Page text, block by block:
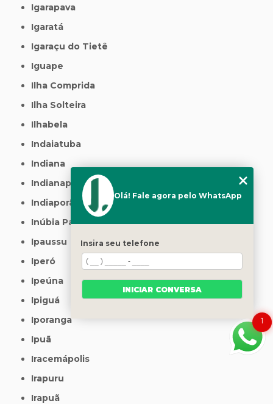
Igarapava
Igaratá
Igaraçu do Tietê
Iguape
Ilha Comprida
Ilha Solteira
Ilhabela
Indaiatuba
Indiana
Indianapolis
Indiaporã
Inúbia Paulista
Ipaussu
Iperó
Ipeúna
Ipiguá
Iporanga
Ipuã
Iracemápolis
Irapuru
Irapuã
1
Olá! Fale agora pelo WhatsApp
Insira seu telefone
INICIAR CONVERSA